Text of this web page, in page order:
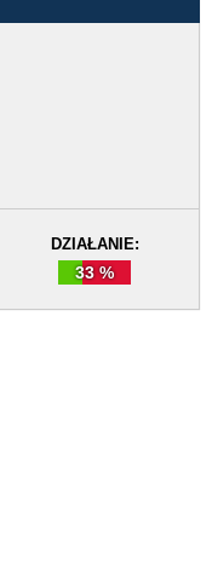
DZIAŁANIE:
33 %